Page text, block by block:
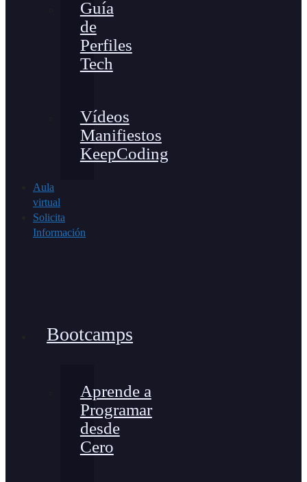
Guía
de
Perfiles
Tech
Vídeos
Manifiestos
KeepCoding
Aula
virtual
Solicita
Información
Bootcamps
Aprende a
Programar
desde
Cero